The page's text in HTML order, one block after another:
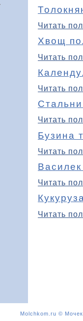
Читать
Хвощ
Читать
Читать
Читать
Бузина
Читать
Читать
Читать
Molchkom.ru ©